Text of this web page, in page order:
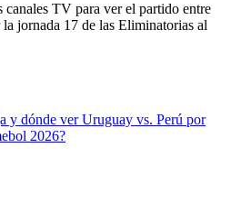
TV para ver el partido entre
jornada 17 de las Eliminatorias al